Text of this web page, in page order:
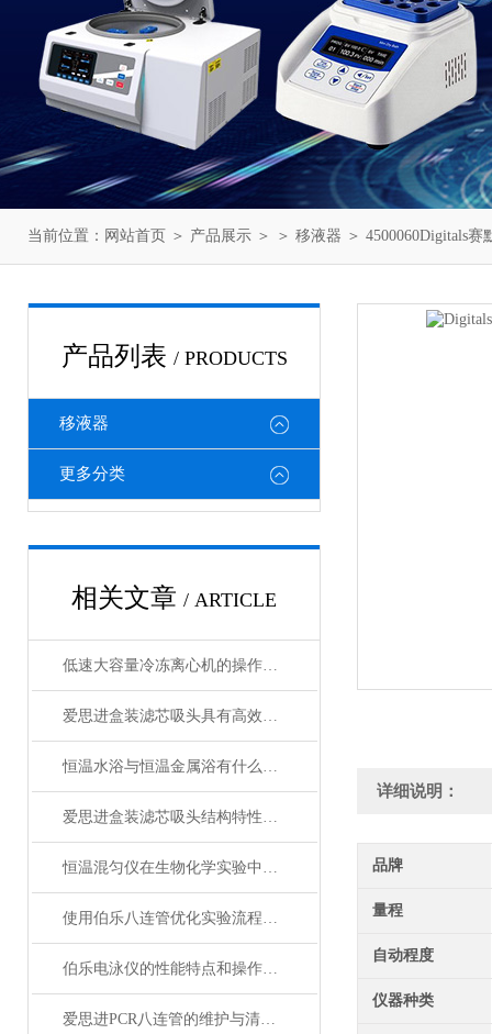
当前位置： 网站首页 ＞ 产品展示 ＞ ＞ 移液器 ＞ 4500060Digitals
产品列表 / PRODUCTS
移液器
更多分类
相关文章 / ARTICLE
低速大容量冷冻离心机的操作步骤和注意事项
爱思进盒装滤芯吸头具有高效、耐用和环保等特点
恒温水浴与恒温金属浴有什么不同
爱思进盒装滤芯吸头结构特性与实验防污染技术说明
恒温混匀仪在生物化学实验中的应用分析
使用伯乐八连管优化实验流程的策略与建议
伯乐电泳仪的性能特点和操作注意事项说明
爱思进PCR八连管的维护与清洁指南说明
详细说明：
品牌
量程
自动程度
仪器种类